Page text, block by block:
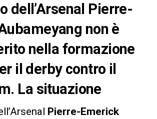
dell’Arsenal Pierre-
non è
nella formazione
il derby contro il
La situazione
Pierre-Emerick